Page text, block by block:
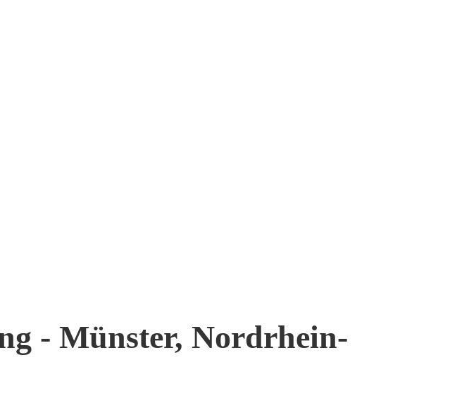
- Münster, Nordrhein-